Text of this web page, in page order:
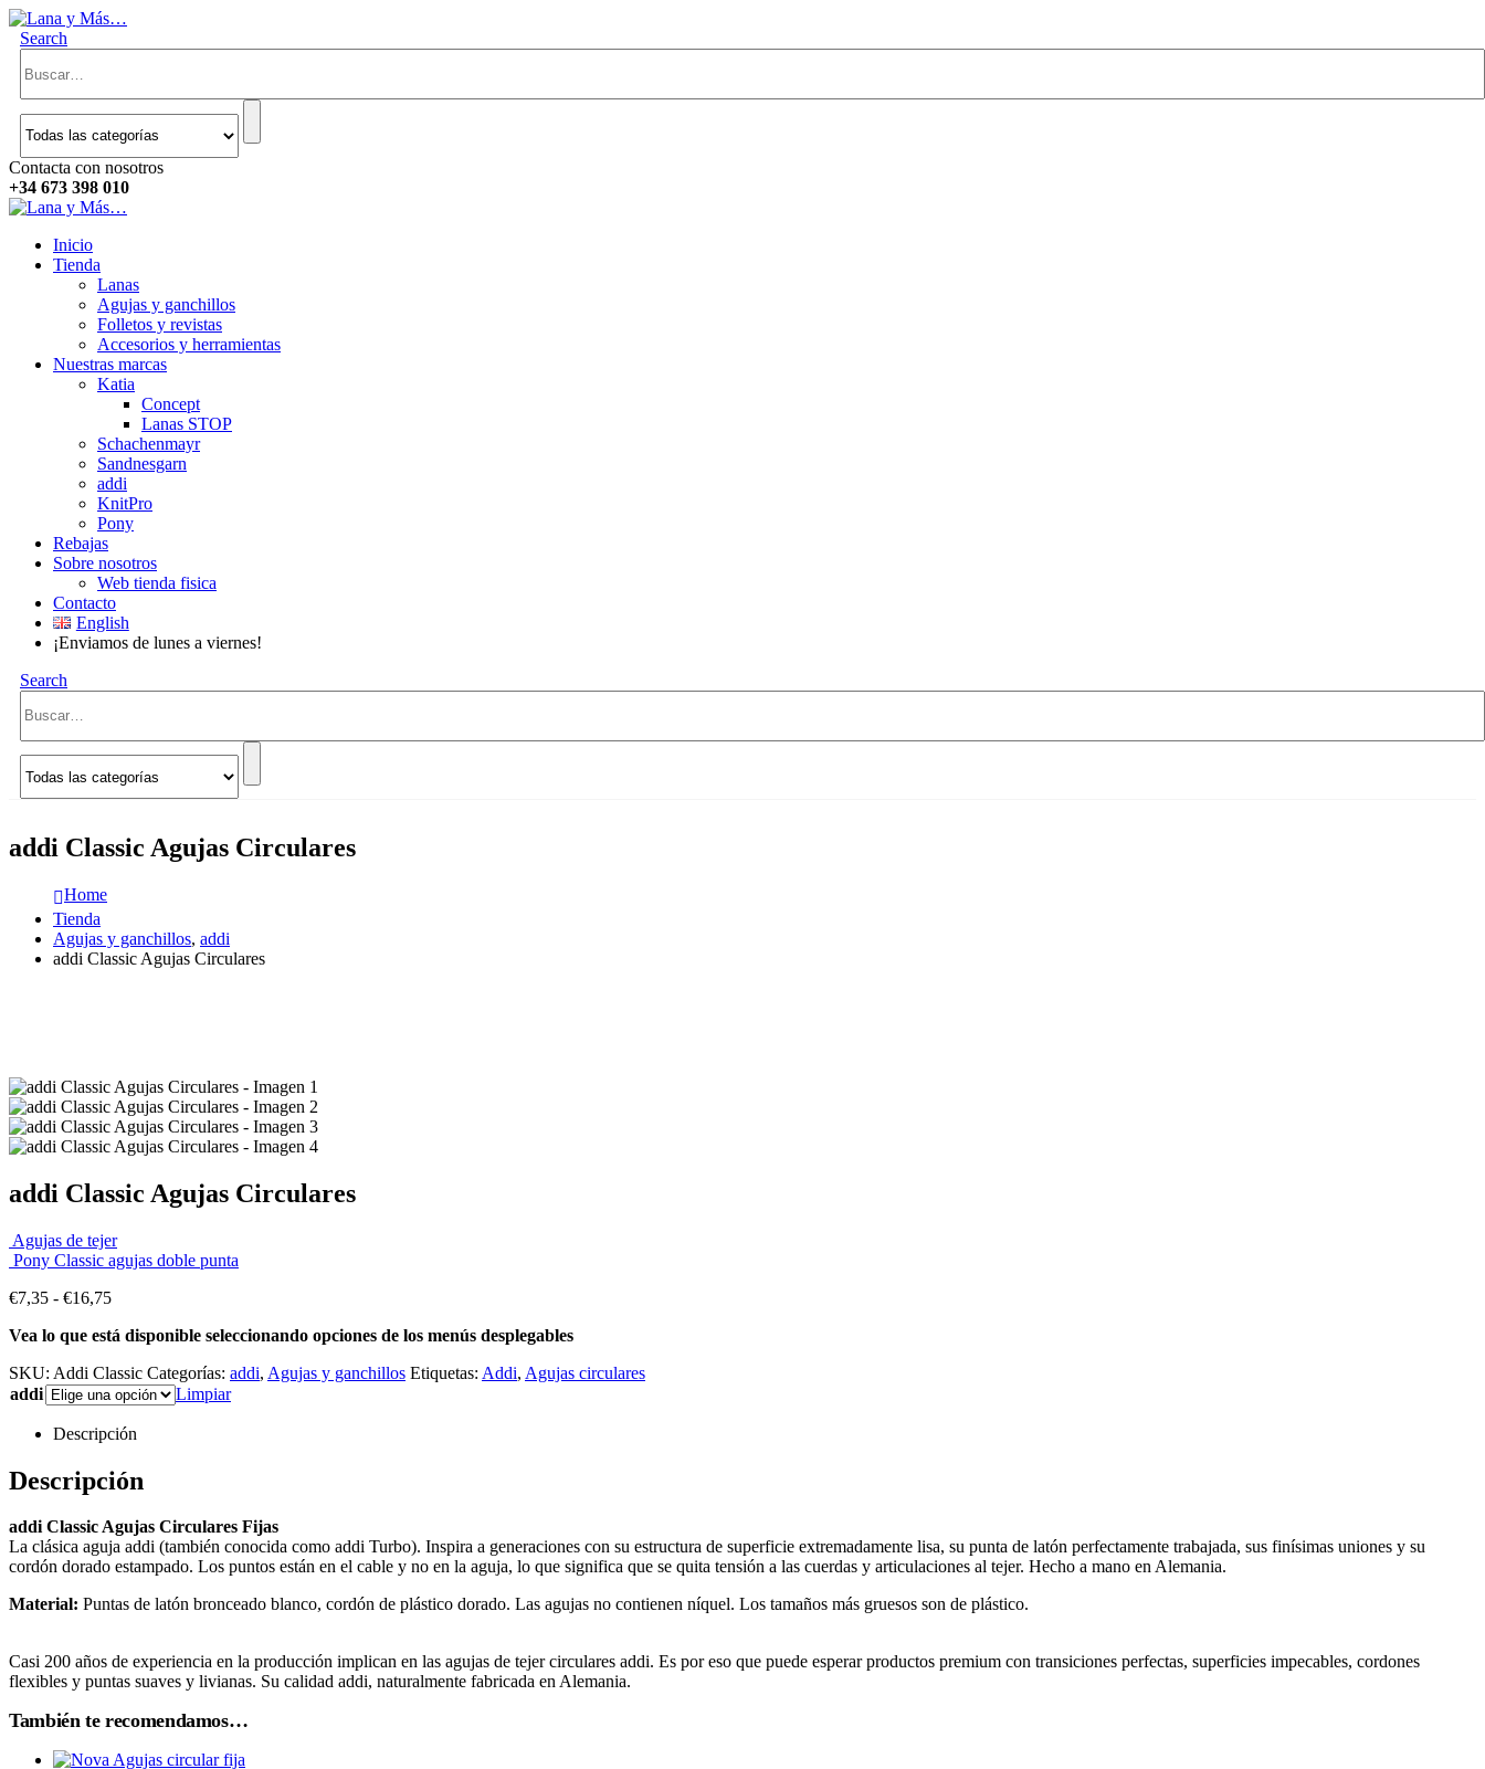
Search
Contacta con nosotros
+34 673 398 010
Inicio
Tienda
Lanas
Agujas y ganchillos
Folletos y revistas
Accesorios y herramientas
Nuestras marcas
Katia
Concept
Lanas STOP
Schachenmayr
Sandnesgarn
addi
KnitPro
Pony
Rebajas
Sobre nosotros
Web tienda fisica
Contacto
English
¡Enviamos de lunes a viernes!
Search
addi Classic Agujas Circulares
Home
Tienda
Agujas y ganchillos, addi
addi Classic Agujas Circulares
addi Classic Agujas Circulares
Agujas de tejer
Pony Classic agujas doble punta
€7,35 - €16,75Rango
precios:
€7,35
hasta
Vea lo que está disponible seleccionando opciones de los menús desplegables
SKU: Addi Classic Categorías: addi, Agujas y ganchillos Etiquetas: Addi, Agujas circulares
addi
Limpiar
Descripción
Descripción
addi Classic Agujas Circulares Fijas
La clásica aguja addi (también conocida como addi Turbo). Inspira a generaciones con su estructura de superficie extremadamente lisa, su punta de latón perfectamente trabajada, sus finísimas uniones y su
cordón dorado estampado. Los puntos están en el cable y no en la aguja, lo que significa que se quita tensión a las cuerdas y articulaciones al tejer. Hecho a mano en Alemania.
Material: Puntas de latón bronceado blanco, cordón de plástico dorado. Las agujas no contienen níquel. Los tamaños más gruesos son de plástico.
Casi 200 años de experiencia en la producción implican en las agujas de tejer circulares addi. Es por eso que puede esperar productos premium con transiciones perfectas, superficies impecables, cordones
flexibles y puntas suaves y livianas. Su calidad addi, naturalmente fabricada en Alemania.
También te recomendamos…